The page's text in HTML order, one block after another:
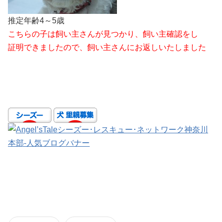
推定年齢4～5歳
こちらの子は飼い主さんが見つかり、飼い主確認をし
証明できましたので、飼い主さんにお返しいたしました